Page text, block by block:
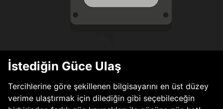
İstediğin Güce Ulaş
Tercihlerine göre şekillenen bilgisayarını en üst düzey
verime ulaştırmak için dilediğin gibi seçebileceğin